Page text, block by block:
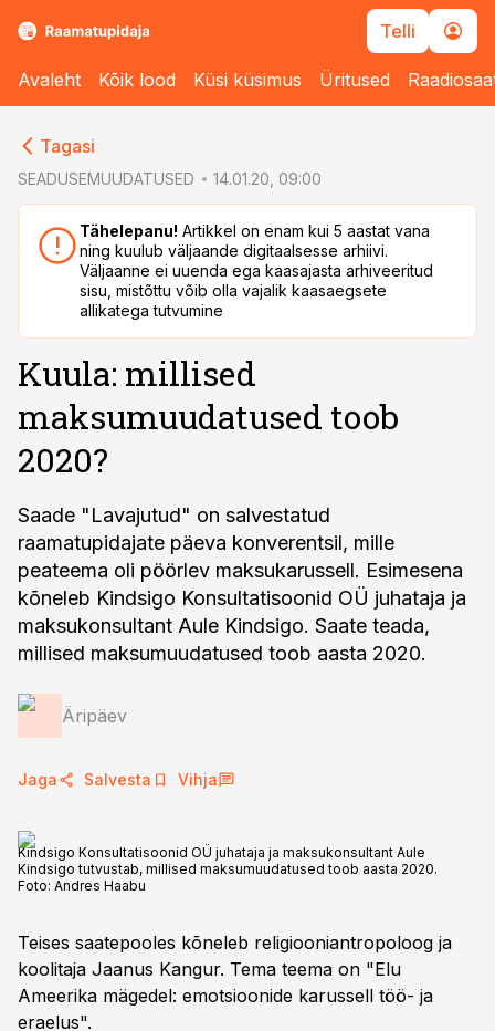
Telli
Avaleht Kõik lood Küsi küsimus Üritused
Tagasi
SEADUSEMUUDATUSED 14.01.20, 09:00
Tähelepanu! Artikkel on enam kui 5 aastat vana
ning kuulub väljaande digitaalsesse arhiivi.
Väljaanne ei uuenda ega kaasajasta arhiveeritud
sisu, mistõttu võib olla vajalik kaasaegsete
allikatega tutvumine
Kuula: millised
maksumuudatused toob
2020?
Saade "Lavajutud" on salvestatud
raamatupidajate päeva konverentsil, mille
peateema oli pöörlev maksukarussell. Esimesena
kõneleb Kindsigo Konsultatisoonid OÜ juhataja ja
maksukonsultant Aule Kindsigo. Saate teada,
millised maksumuudatused toob aasta 2020.
Äripäev
Jaga Salvesta Vihja
Kindsigo Konsultatisoonid OÜ juhataja ja maksukonsultant Aule
Kindsigo tutvustab, millised maksumuudatused toob aasta 2020.
Foto: Andres Haabu
Teises saatepooles kõneleb religiooniantropoloog ja
koolitaja Jaanus Kangur. Tema teema on "Elu
Ameerika mägedel: emotsioonide karussell töö- ja
eraelus".